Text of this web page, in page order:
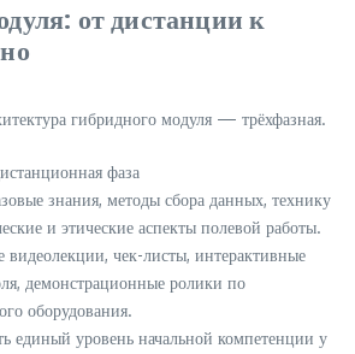
от дистанции к
гибридного модуля — трёхфазная.
фаза
знания, методы сбора данных, технику
и этические аспекты полевой работы.
чек-листы, интерактивные
демонстрационные ролики по
оборудования.
единый уровень начальной компетенции у